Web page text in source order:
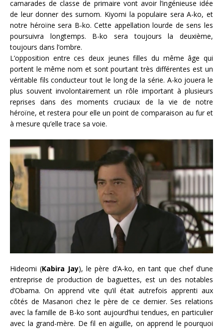
camarades de classe de primaire vont avoir l’ingénieuse idée
de leur donner des surnom. Kiyomi la populaire sera A-ko, et
notre héroïne sera B-ko. Cette appellation lourde de sens les
poursuivra longtemps. B-ko sera toujours la deuxième,
toujours dans l’ombre.
L’opposition entre ces deux jeunes filles du même âge qui
portent le même nom et sont pourtant très différentes est un
véritable fils conducteur tout le long de la série. A-ko jouera le
plus souvent involontairement un rôle important à plusieurs
reprises dans des moments cruciaux de la vie de notre
héroïne, et restera pour elle un point de comparaison au fur et
à mesure qu’elle trace sa voie.
Hideomi (Kabira Jay), le père d’A-ko, en tant que chef d’une
entreprise de production de baguettes, est un des notables
d’Obama. On apprend vite qu’il était autrefois apprenti aux
côtés de Masanori chez le père de ce dernier. Ses relations
avec la famille de B-ko sont aujourd’hui tendues, en particulier
avec la grand-mère. De fil en aiguille, on apprend le pourquoi